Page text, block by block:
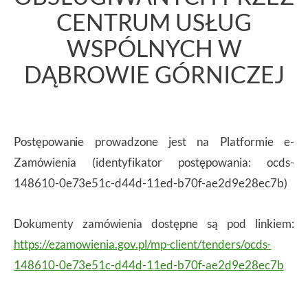
CENTRUM USŁUG
WSPÓLNYCH W
DĄBROWIE GÓRNICZEJ
Postępowanie prowadzone jest na Platformie e-
Zamówienia (identyfikator postępowania: ocds-
148610-0e73e51c-d44d-11ed-b70f-ae2d9e28ec7b)
Dokumenty zamówienia dostępne są pod linkiem:
https://ezamowienia.gov.pl/mp-client/tenders/ocds-
148610-0e73e51c-d44d-11ed-b70f-ae2d9e28ec7b